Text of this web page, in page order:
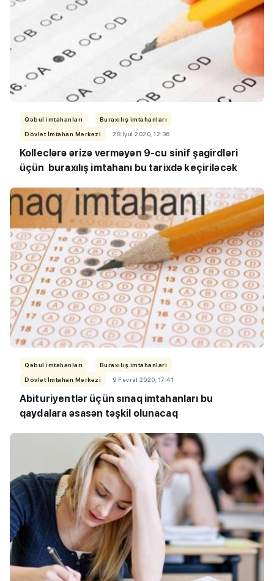
Qəbul imtahanları
Buraxılış imtahanları
Dövlət İmtahan Mərkəzi
28 İyul 2020, 12:36
Kolleclərə ərizə verməyən 9-cu sinif şagirdləri
üçün buraxılış imtahanı bu tarixdə keçiriləcək
Qəbul imtahanları
Buraxılış imtahanları
Dövlət İmtahan Mərkəzi
9 Fevral 2020, 17:41
Abituriyentlər üçün sınaq imtahanları bu
qaydalara əsasən təşkil olunacaq